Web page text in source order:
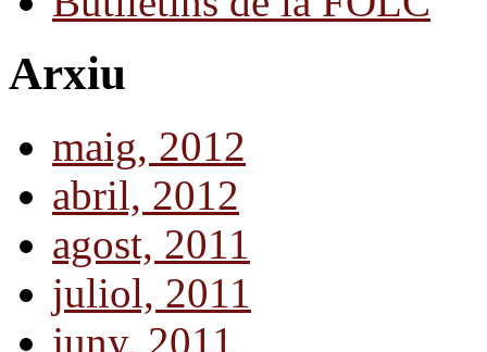
Arxiu
maig, 2012
abril, 2012
agost, 2011
juliol, 2011
juny, 2011